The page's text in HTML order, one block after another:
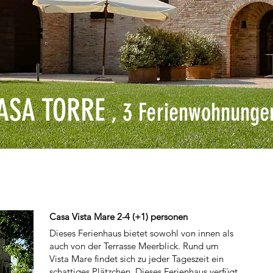
TORRE , 3
Casa Vista Mare 2-4 (+1) personen
Dieses Ferienhaus bietet sowohl von innen als
auch von der Terrasse Meerblick. Rund um
Vista Mare findet sich zu jeder Tageszeit ein